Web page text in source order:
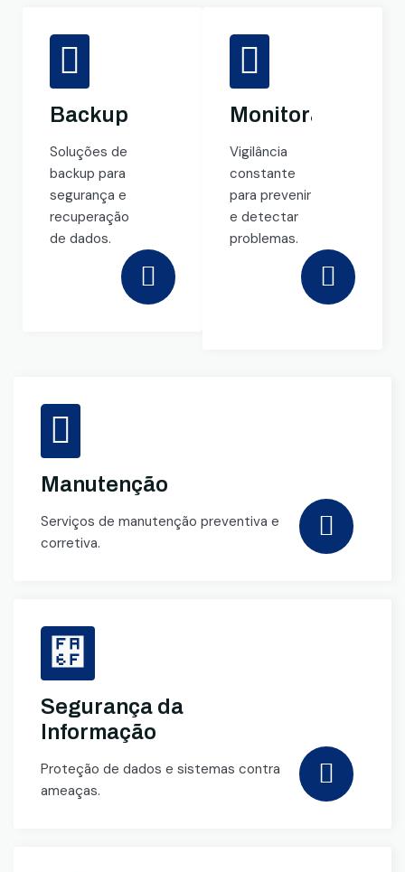
Backup
Soluções de
backup para
segurança e
recuperação
de dados.
Monitoramento
Vigilância
constante
para prevenir
e detectar
problemas.
Manutenção
Serviços de manutenção preventiva e
corretiva.
Segurança da
Informação
Proteção de dados e sistemas contra
ameaças.